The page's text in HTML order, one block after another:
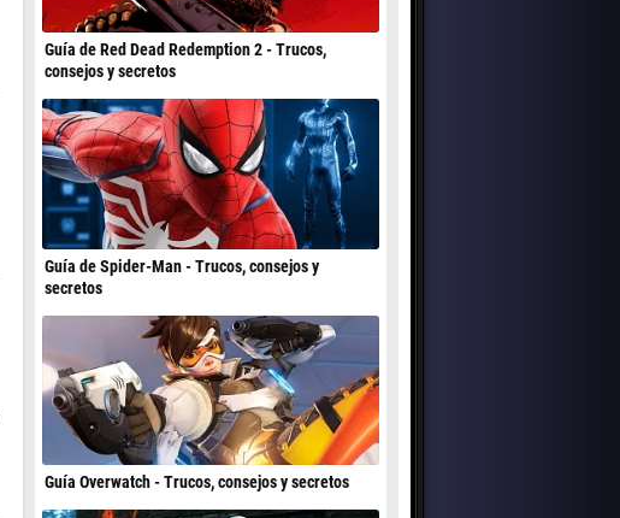
Guía de Red Dead Redemption 2 - Trucos,
consejos y secretos
Guía de Spider-Man - Trucos, consejos y
secretos
Guía Overwatch - Trucos, consejos y secretos